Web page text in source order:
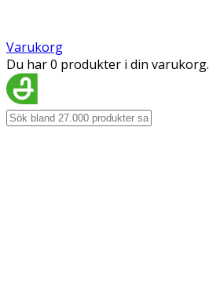
Varukorg
Du har 0 produkter i din varukorg.